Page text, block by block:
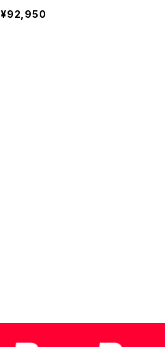
石・硬質コンクリートなど (ks-230spr
o) KS-230SPRO-05
¥92,950